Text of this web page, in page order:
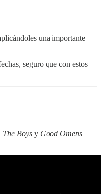
una importante
seguro que con estos
, The Boys y Good Omens